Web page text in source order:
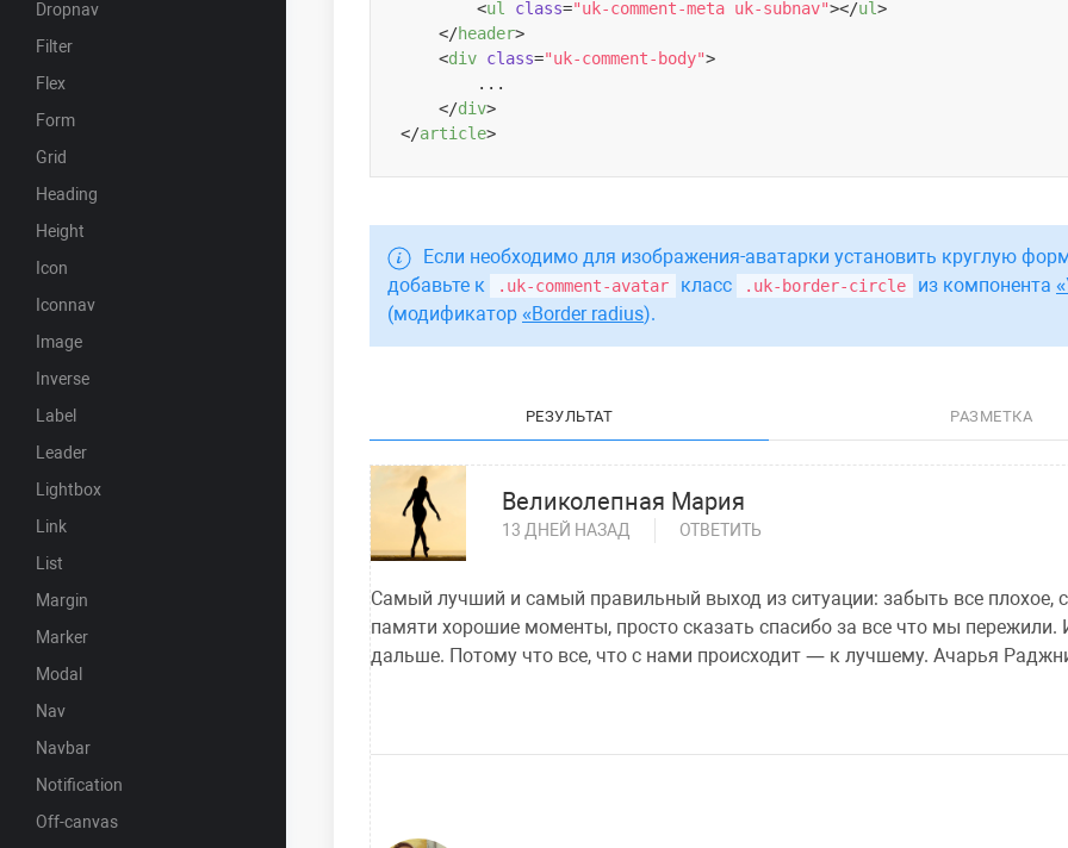
Dropnav
Filter
Flex
Form
Grid
Heading
Height
Icon
Iconnav
Image
Inverse
Label
Leader
Lightbox
Link
List
Margin
Marker
Modal
Nav
Navbar
Notification
Off-canvas
<ul class="uk-comment-meta uk-subnav"></ul>
</header>
<div class="uk-comment-body">
        ...
</div>
</article>
Если необходимо для изображения-аватарки установить круглую
добавьте к
.uk-comment-avatar класс .uk-border-circle из компонента
(модификатор
Border radius).
РЕЗУЛЬТАТ РАЗМЕТКА
Великолепная Мария
13 ДНЕЙ НАЗАД ОТВЕТИТЬ
Самый лучший и самый правильный выход из ситуации: забыть все плохое,
памяти хорошие моменты, просто сказать спасибо за все что мы пережили.
дальше. Потому что все, что с нами происходит — к лучшему. Ачарья